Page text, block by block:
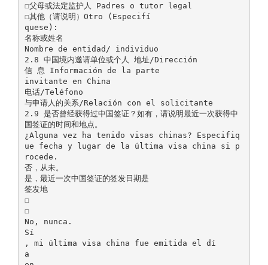
☐父母或法定监护人 Padres o tutor legal
☐其他（请说明）Otro (Especifí
quese):
名称或姓名
Nombre de entidad/ individuo
2.8 中国境内邀请单位或个人 地址/Dirección
信 息 Información de la parte
invitante en China
电话/Teléfono
与申请人的关系/Relación con el solicitante
2.9 是否曾经获得过中国签证？如有，请说明最近一次获得中
国签证的时间和地点。
¿Alguna vez ha tenido visas chinas? Especifiq
ue fecha y lugar de la última visa china si p
rocede.
否，从未。
是，最近一次中国签证的签发日期是
签发地
☐
☐
No, nunca.
Sí
, mi última visa china fue emitida el dí
a